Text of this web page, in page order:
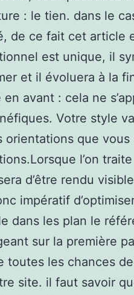
: le tien. dans le
de ce fait cet article
est unique, il
et il évoluera à la
en avant : cela ne
Votre style
orientations que
l’on
d’être rendu
impératif
dans les plan le
sur la première
toutes les chances
site. il faut savoir